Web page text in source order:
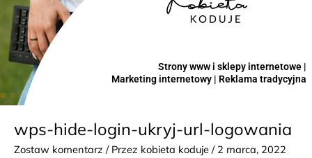
Strony www i sklepy internetowe |
Marketing internetowy | Reklama tradycyjna
wps-hide-login-ukryj-url-logowania
Zostaw komentarz / Przez kobieta koduje / 2 marca, 2022